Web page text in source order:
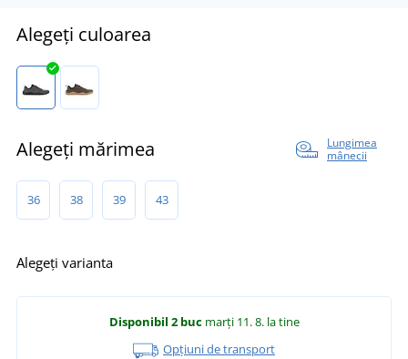
Alegeți culoarea
Alegeți mărimea
Lungimea
mânecii
36 38 39 43
Alegeți varianta
Disponibil 2 buc marți 11. 8. la tine
Opțiuni de transport